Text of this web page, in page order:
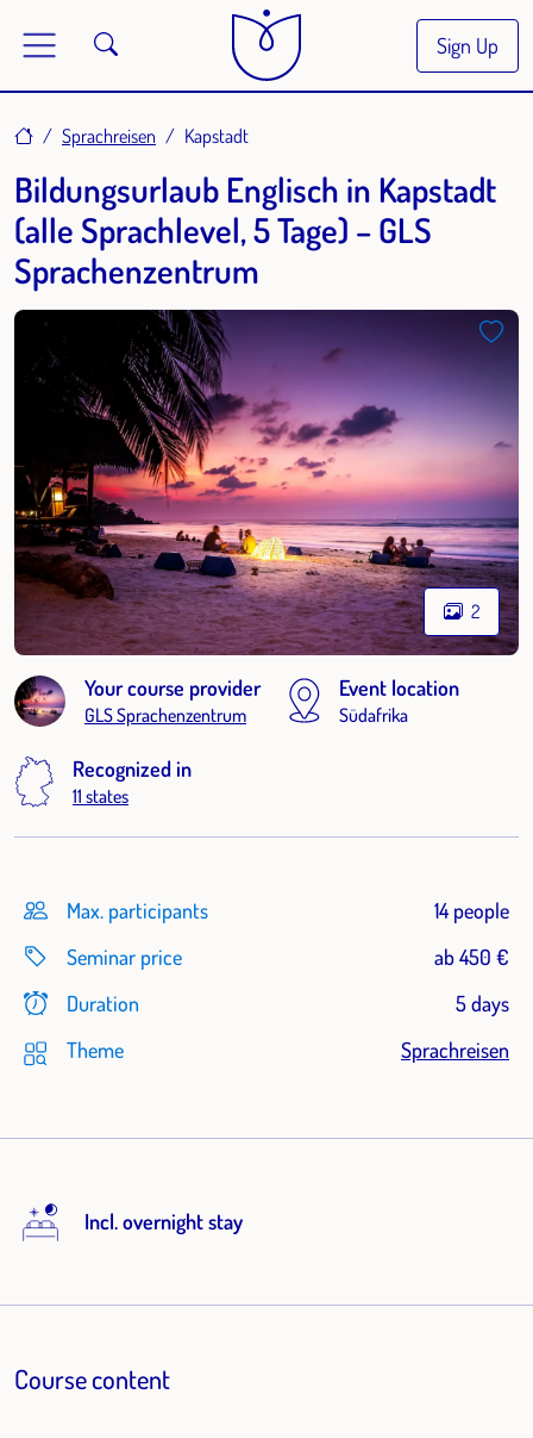
Sign Up
HomeSprachreisen Kapstadt
Bildungsurlaub Englisch in Kapstadt
(alle Sprachlevel, 5 Tage) – GLS
Sprachenzentrum
2
Your course provider
GLS Sprachenzentrum
Event location
Südafrika
Recognized in
11 states
Max. participants
14 people
Seminar price
ab 450 €
Duration
5 days
Theme
Sprachreisen
Incl. overnight stay
Course content